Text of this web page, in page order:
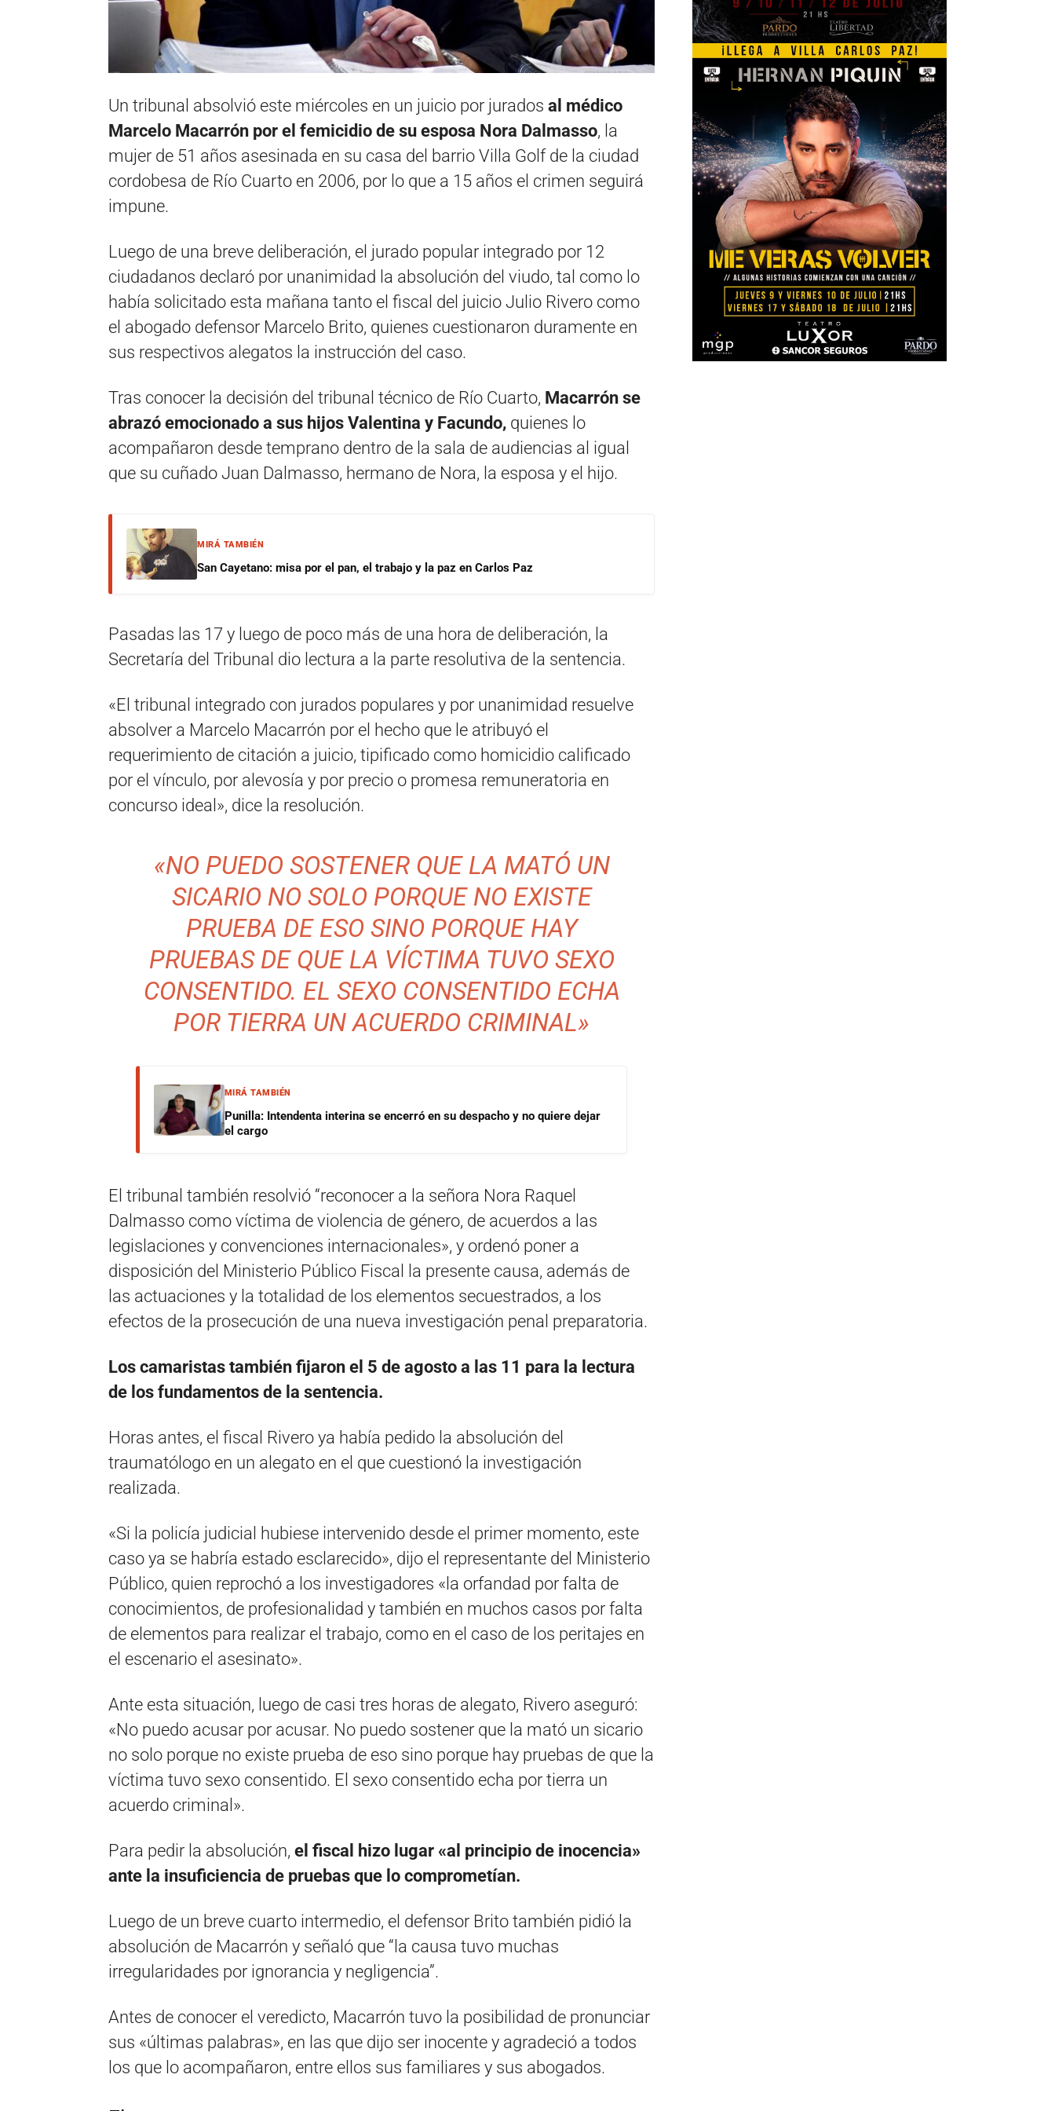
Un tribunal absolvió este miércoles en un juicio por jurados al médico
Marcelo Macarrón por el femicidio de su esposa Nora Dalmasso, la
mujer de 51 años asesinada en su casa del barrio Villa Golf de la ciudad
cordobesa de Río Cuarto en 2006, por lo que a 15 años el crimen seguirá
impune.
Luego de una breve deliberación, el jurado popular integrado por 12
ciudadanos declaró por unanimidad la absolución del viudo, tal como lo
había solicitado esta mañana tanto el fiscal del juicio Julio Rivero como
el abogado defensor Marcelo Brito, quienes cuestionaron duramente en
sus respectivos alegatos la instrucción del caso.
Tras conocer la decisión del tribunal técnico de Río Cuarto, Macarrón se
abrazó emocionado a sus hijos Valentina y Facundo, quienes lo
acompañaron desde temprano dentro de la sala de audiencias al igual
que su cuñado Juan Dalmasso, hermano de Nora, la esposa y el hijo.
MIRÁ TAMBIÉN
San Cayetano: misa por el pan, el trabajo y la paz en Carlos Paz
Pasadas las 17 y luego de poco más de una hora de deliberación, la
Secretaría del Tribunal dio lectura a la parte resolutiva de la sentencia.
«El tribunal integrado con jurados populares y por unanimidad resuelve
absolver a Marcelo Macarrón por el hecho que le atribuyó el
requerimiento de citación a juicio, tipificado como homicidio calificado
por el vínculo, por alevosía y por precio o promesa remuneratoria en
concurso ideal», dice la resolución.
«NO PUEDO SOSTENER QUE LA MATÓ UN
SICARIO NO SOLO PORQUE NO EXISTE
PRUEBA DE ESO SINO PORQUE HAY
PRUEBAS DE QUE LA VÍCTIMA TUVO SEXO
CONSENTIDO. EL SEXO CONSENTIDO ECHA
POR TIERRA UN ACUERDO CRIMINAL»
MIRÁ TAMBIÉN
Punilla: Intendenta interina se encerró en su despacho y no quiere dejar
el cargo
El tribunal también resolvió “reconocer a la señora Nora Raquel
Dalmasso como víctima de violencia de género, de acuerdos a las
legislaciones y convenciones internacionales», y ordenó poner a
disposición del Ministerio Público Fiscal la presente causa, además de
las actuaciones y la totalidad de los elementos secuestrados, a los
efectos de la prosecución de una nueva investigación penal preparatoria.
Los camaristas también fijaron el 5 de agosto a las 11 para la lectura
de los fundamentos de la sentencia.
Horas antes, el fiscal Rivero ya había pedido la absolución del
traumatólogo en un alegato en el que cuestionó la investigación
realizada.
«Si la policía judicial hubiese intervenido desde el primer momento, este
caso ya se habría estado esclarecido», dijo el representante del Ministerio
Público, quien reprochó a los investigadores «la orfandad por falta de
conocimientos, de profesionalidad y también en muchos casos por falta
de elementos para realizar el trabajo, como en el caso de los peritajes en
el escenario el asesinato».
Ante esta situación, luego de casi tres horas de alegato, Rivero aseguró:
«No puedo acusar por acusar. No puedo sostener que la mató un sicario
no solo porque no existe prueba de eso sino porque hay pruebas de que la
víctima tuvo sexo consentido. El sexo consentido echa por tierra un
acuerdo criminal».
Para pedir la absolución, el fiscal hizo lugar «al principio de inocencia»
ante la insuficiencia de pruebas que lo comprometían.
Luego de un breve cuarto intermedio, el defensor Brito también pidió la
absolución de Macarrón y señaló que “la causa tuvo muchas
irregularidades por ignorancia y negligencia”.
Antes de conocer el veredicto, Macarrón tuvo la posibilidad de pronunciar
sus «últimas palabras», en las que dijo ser inocente y agradeció a todos
los que lo acompañaron, entre ellos sus familiares y sus abogados.